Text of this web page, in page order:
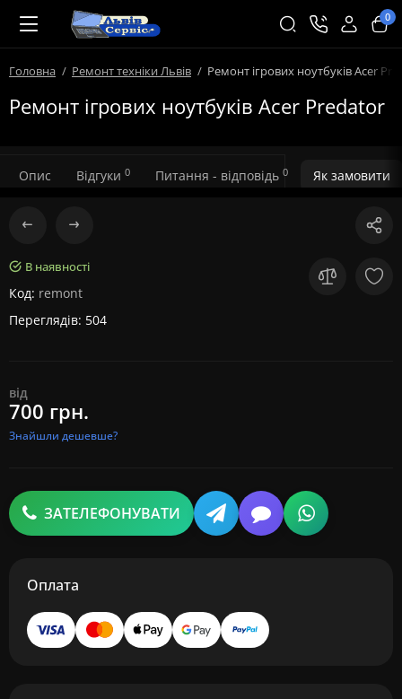
0
Головна Ремонт техніки Львів Ремонт ігрових ноутбуків Acer
Ремонт ігрових ноутбуків Acer Predator
Опис Відгуки 0 Питання - відповідь 0 Як замовити
В наявності
Код: remont
Переглядів: 504
від
700 грн.
Знайшли дешевше?
ЗАТЕЛЕФОНУВАТИ
Оплата